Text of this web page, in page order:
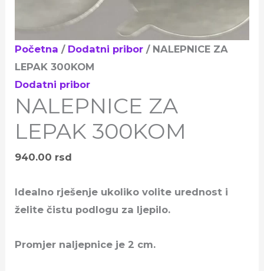
Početna / Dodatni pribor / NALEPNICE ZA
LEPAK 300KOM
Dodatni pribor
NALEPNICE ZA
LEPAK 300KOM
940.00 rsd
Idealno rješenje ukoliko volite urednost i
želite čistu podlogu za ljepilo.
Promjer naljepnice je 2 cm.